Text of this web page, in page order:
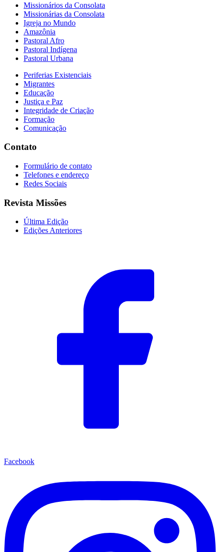
Missionários da Consolata
Missionárias da Consolata
Igreja no Mundo
Amazônia
Pastoral Afro
Pastoral Indígena
Pastoral Urbana
Periferias Existenciais
Migrantes
Educação
Justiça e Paz
Integridade de Criação
Formação
Comunicação
Contato
Formulário de contato
Telefones e endereço
Redes Sociais
Revista Missões
Última Edição
Edições Anteriores
Facebook